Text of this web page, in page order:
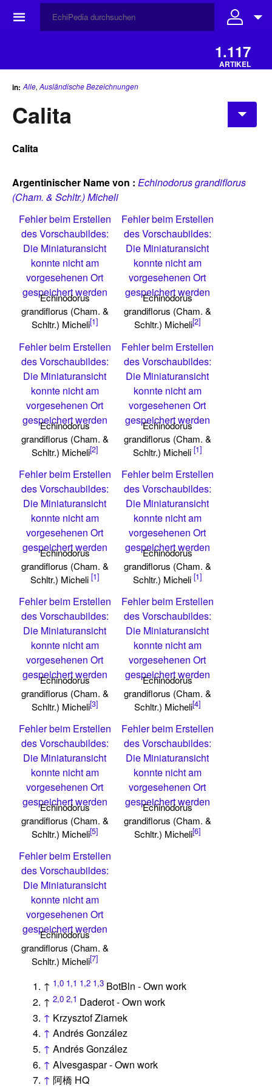
☰
1.117
ARTIKEL
in: Alle, Ausländische Bezeichnungen
Calita
Calita
Argentinischer Name von : Echinodorus grandiflorus
(Cham. & Schltr.) Micheli
Fehler beim Erstellen
des Vorschaubildes:
Die Miniaturansicht
konnte nicht am
vorgesehenen Ort
gespeichert werden
Echinodorus
grandiflorus (Cham. &
Schltr.) Micheli[1]
Fehler beim Erstellen
des Vorschaubildes:
Die Miniaturansicht
konnte nicht am
vorgesehenen Ort
gespeichert werden
Echinodorus
grandiflorus (Cham. &
Schltr.) Micheli[2]
Fehler beim Erstellen
des Vorschaubildes:
Die Miniaturansicht
konnte nicht am
vorgesehenen Ort
gespeichert werden
Echinodorus
grandiflorus (Cham. &
Schltr.) Micheli[2]
Fehler beim Erstellen
des Vorschaubildes:
Die Miniaturansicht
konnte nicht am
vorgesehenen Ort
gespeichert werden
Echinodorus
grandiflorus (Cham. &
Schltr.) Micheli [1]
Fehler beim Erstellen
des Vorschaubildes:
Die Miniaturansicht
konnte nicht am
vorgesehenen Ort
gespeichert werden
Echinodorus
grandiflorus (Cham. &
Schltr.) Micheli [1]
Fehler beim Erstellen
des Vorschaubildes:
Die Miniaturansicht
konnte nicht am
vorgesehenen Ort
gespeichert werden
Echinodorus
grandiflorus (Cham. &
Schltr.) Micheli [1]
Fehler beim Erstellen
des Vorschaubildes:
Die Miniaturansicht
konnte nicht am
vorgesehenen Ort
gespeichert werden
Echinodorus
grandiflorus (Cham. &
Schltr.) Micheli[3]
Fehler beim Erstellen
des Vorschaubildes:
Die Miniaturansicht
konnte nicht am
vorgesehenen Ort
gespeichert werden
Echinodorus
grandiflorus (Cham. &
Schltr.) Micheli[4]
Fehler beim Erstellen
des Vorschaubildes:
Die Miniaturansicht
konnte nicht am
vorgesehenen Ort
gespeichert werden
Echinodorus
grandiflorus (Cham. &
Schltr.) Micheli[5]
Fehler beim Erstellen
des Vorschaubildes:
Die Miniaturansicht
konnte nicht am
vorgesehenen Ort
gespeichert werden
Echinodorus
grandiflorus (Cham. &
Schltr.) Micheli[6]
Fehler beim Erstellen
des Vorschaubildes:
Die Miniaturansicht
konnte nicht am
vorgesehenen Ort
gespeichert werden
Echinodorus
grandiflorus (Cham. &
Schltr.) Micheli[7]
↑ 1,0 1,1 1,2 1,3 BotBln - Own work
↑2,0 2,1 Daderot - Own work
↑ Krzysztof Ziarnek
↑ Andrés González
↑ Andrés González
↑ Alvesgaspar - Own work
↑ 阿橋 HQ